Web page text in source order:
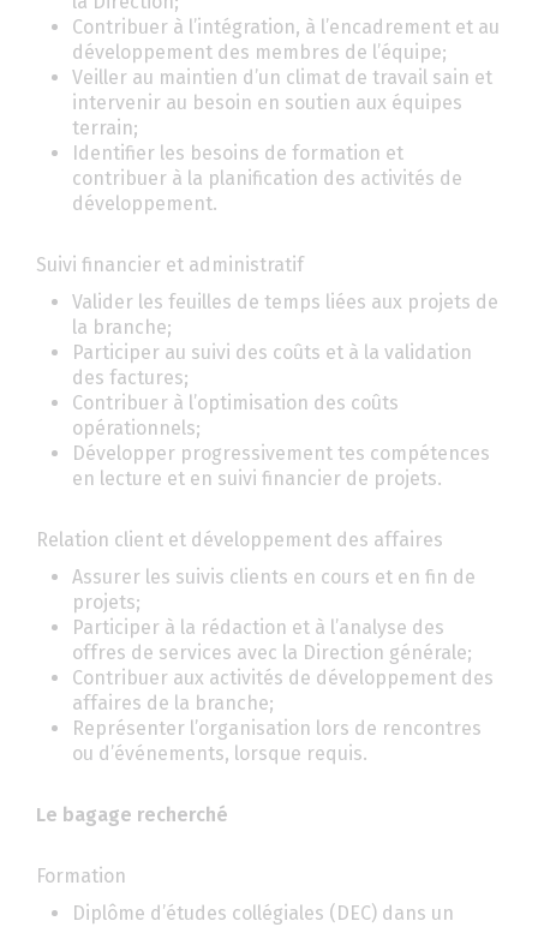
Contribuer à l’intégration, à l’encadrement et au
développement des membres de l’équipe;
Veiller au maintien d’un climat de travail sain et
intervenir au besoin en soutien aux équipes
terrain;
Identifier les besoins de formation et
contribuer à la planification des activités de
développement.
Suivi financier et administratif
Valider les feuilles de temps liées aux projets de
la branche;
Participer au suivi des coûts et à la validation
des factures;
Contribuer à l’optimisation des coûts
opérationnels;
Développer progressivement tes compétences
en lecture et en suivi financier de projets.
Relation client et développement des affaires
Assurer les suivis clients en cours et en fin de
projets;
Participer à la rédaction et à l’analyse des
offres de services avec la Direction générale;
Contribuer aux activités de développement des
affaires de la branche;
Représenter l’organisation lors de rencontres
ou d’événements, lorsque requis.
Le bagage recherché
Formation
Diplôme d’études collégiales (DEC) dans un